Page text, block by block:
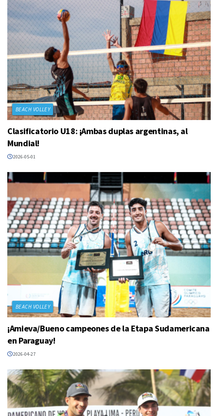
BEACH VOLLEY
Clasificatorio U18: ¡Ambas duplas argentinas, al
Mundial!
2026-05-01
BEACH VOLLEY
¡Amieva/Bueno campeones de la Etapa Sudamericana
en Paraguay!
2026-04-27